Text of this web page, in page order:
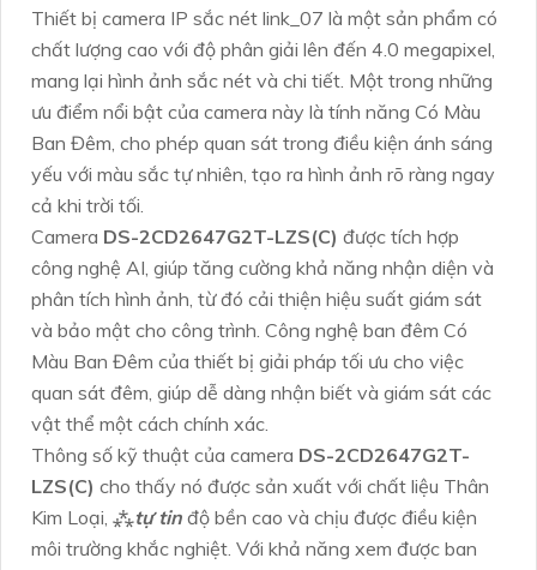
Thiết bị camera IP sắc nét link_07 là một sản phẩm có
chất lượng cao với độ phân giải lên đến 4.0 megapixel,
mang lại hình ảnh sắc nét và chi tiết. Một trong những
ưu điểm nổi bật của camera này là tính năng Có Màu
Ban Đêm, cho phép quan sát trong điều kiện ánh sáng
yếu với màu sắc tự nhiên, tạo ra hình ảnh rõ ràng ngay
cả khi trời tối.
Camera DS-2CD2647G2T-LZS(C) được tích hợp
công nghệ AI, giúp tăng cường khả năng nhận diện và
phân tích hình ảnh, từ đó cải thiện hiệu suất giám sát
và bảo mật cho công trình. Công nghệ ban đêm Có
Màu Ban Đêm của thiết bị giải pháp tối ưu cho việc
quan sát đêm, giúp dễ dàng nhận biết và giám sát các
vật thể một cách chính xác.
Thông số kỹ thuật của camera DS-2CD2647G2T-
LZS(C) cho thấy nó được sản xuất với chất liệu Thân
Kim Loại, ⁂tự tin độ bền cao và chịu được điều kiện
môi trường khắc nghiệt. Với khả năng xem được ban